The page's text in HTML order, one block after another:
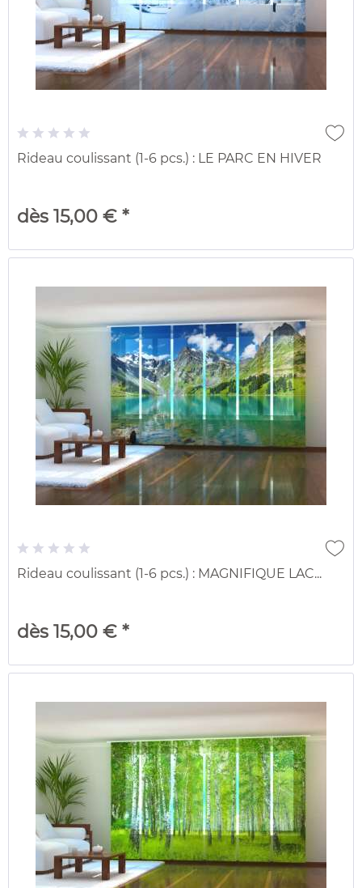
Rideau coulissant (1-6 pcs.) : LE PARC EN HIVER
dès 15,00 € *
Rideau coulissant (1-6 pcs.) : MAGNIFIQUE LAC...
dès 15,00 € *